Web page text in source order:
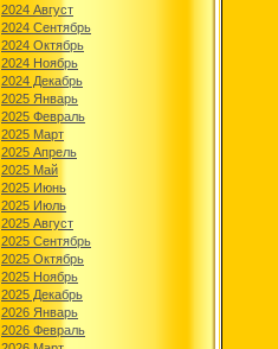
2024 Август
2024 Сентябрь
2024 Октябрь
2024 Ноябрь
2024 Декабрь
2025 Январь
2025 Февраль
2025 Март
2025 Апрель
2025 Май
2025 Июнь
2025 Июль
2025 Август
2025 Сентябрь
2025 Октябрь
2025 Ноябрь
2025 Декабрь
2026 Январь
2026 Февраль